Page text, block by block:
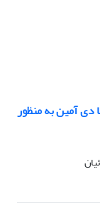
دی آمین به منظور